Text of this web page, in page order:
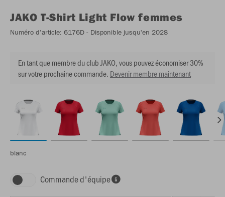
JAKO T-Shirt Light Flow femmes
Numéro d’article: 6176D - Disponible jusqu'en 2028
En tant que membre du club JAKO, vous pouvez économiser 30%
sur votre prochaine commande. Devenir membre maintenant
blanc
Commande d'équipe